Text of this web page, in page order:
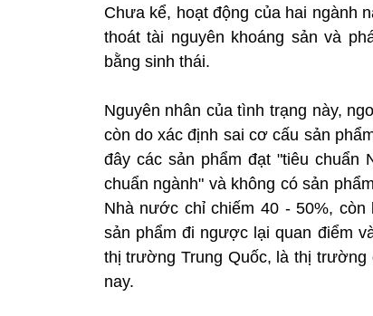
Chưa kể, hoạt động của hai ngành
thoát tài nguyên khoáng sản và
bằng sinh thái.
Nguyên nhân của tình trạng này,
còn do xác định sai cơ cấu sản
đây các sản phẩm đạt "tiêu chuẩn
chuẩn ngành" và không có sản
Nhà nước chỉ chiếm 40 - 50%,
sản phẩm đi ngược lại quan điểm
thị trường Trung Quốc, là thị
nay.